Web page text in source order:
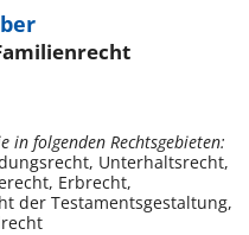
in folgenden Rechtsgebieten:
Unterhaltsrecht,
Erbrecht,
der Testamentsgestaltung,